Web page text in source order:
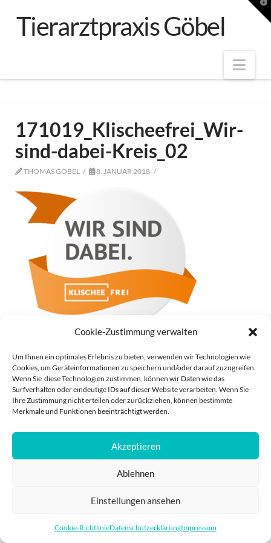
Cookie-Zustimmung verwalten
Um Ihnen ein optimales Erlebnis zu bieten, verwenden wir Technologien wie
Cookies, um Geräteinformationen zu speichern und/oder darauf zuzugreifen.
Wenn Sie diese Technologien zustimmen, können wir Daten wie das
Surfverhalten oder eindeutige IDs auf dieser Website verarbeiten. Wenn Sie
Ihre Zustimmung nicht erteilen oder zurückziehen, können bestimmte
Merkmale und Funktionen beeinträchtigt werden.
Akzeptieren
Ablehnen
Einstellungen ansehen
Cookie-RichtlinieDatenschutzerklärungImpressum
Tierarztpraxis Göbel
171019_Klischeefrei_Wir-
sind-dabei-Kreis_02
THOMAS GÖBEL 8. JANUAR 2018
IMPRESSUM DATENSCHUTZ
POWERED BY